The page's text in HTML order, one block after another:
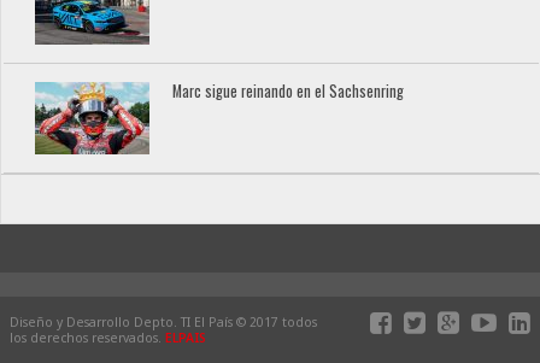
Marc sigue reinando en el Sachsenring
Diseño y Desarrollo Depto. TI El País © 2017 todos
los derechos reservados. ELPAIS